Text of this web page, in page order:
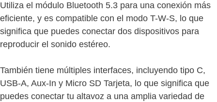
Utiliza el módulo Bluetooth 5.3 para una conexión más
eficiente, y es compatible con el modo T-W-S, lo que
significa que puedes conectar dos dispositivos para
reproducir el sonido estéreo.
También tiene múltiples interfaces, incluyendo tipo C,
USB-A, Aux-In y Micro SD Tarjeta, lo que significa que
puedes conectar tu altavoz a una amplia variedad de